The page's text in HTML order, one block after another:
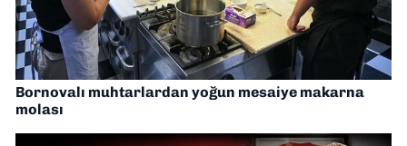
Bornovalı muhtarlardan yoğun mesaiye makarna
molası